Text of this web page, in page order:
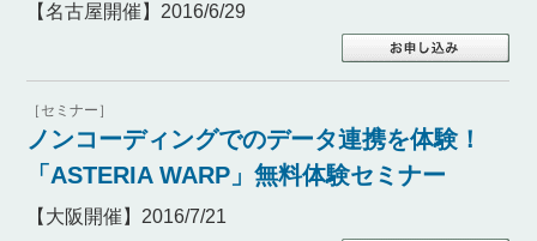
【名古屋開催】2016/6/29
［セミナー］
ノンコーディングでのデータ連携を体験！
「ASTERIA WARP」無料体験セミナー
【大阪開催】2016/7/21